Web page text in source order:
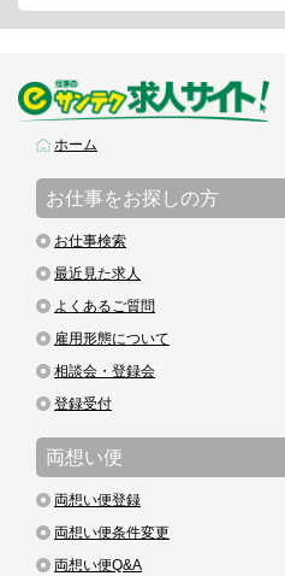
ホーム
お仕事をお探しの方
お仕事検索
最近見た求人
よくあるご質問
雇用形態について
相談会・登録会
登録受付
両想い便
両想い便登録
両想い便条件変更
両想い便Q&A